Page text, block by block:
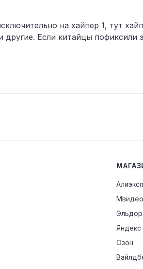
на хайпер 1, тут
другие. Если китайцы пофиксили
Мвидео
Озон